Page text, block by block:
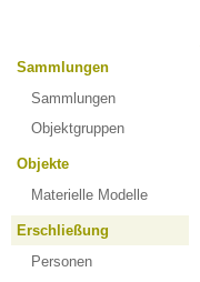
Sammlungen
Sammlungen
Objektgruppen
Objekte
Materielle Modelle
Erschließung
Personen